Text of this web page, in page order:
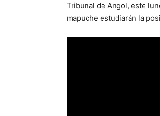
Tribunal de Angol, este
mapuche estudiarán la